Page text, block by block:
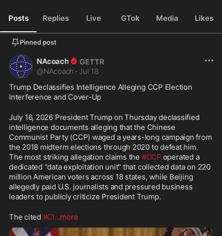
Posts Replies Live GTok Media Likes
Pinned post
NAcoach
@NAcoach · Jul 18
Trump Declassifies Intelligence Alleging CCP Election
Interference and Cover-Up
July 16, 2026 President Trump on Thursday declassified
intelligence documents alleging that the Chinese
Communist Party (CCP) waged a years-long campaign from
the 2018 midterm elections through 2020 to defeat him.
The most striking allegation claims the #CCP operated a
dedicated "data exploitation unit" that collected data on 220
million American voters across 18 states, while Beijing
allegedly paid U.S. journalists and pressured business
leaders to publicly criticize President Trump.
The cited #CI...more